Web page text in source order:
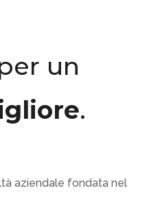
un
.
aziendale fondata nel